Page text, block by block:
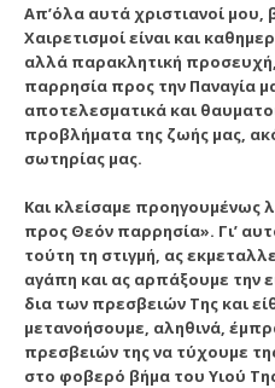
Απ’όλα αυτά χριστιανοί μου,
Χαιρετισμοί είναι και
αλλά παρακλητική
παρρησία προς την Παναγία
αποτελεσματικά και
προβλήματα της ζωής μας,
σωτηρίας μας.
Και κλείσαμε προηγουμένως
προς Θεόν παρρησία». Γι’
τούτη τη στιγμή, ας
αγάπη και ας αρπάξουμε την
δια των πρεσβειών Της και
μετανοήσουμε, αληθινά,
πρεσβειών της να τύχουμε
στο φοβερό βήμα του Υιού